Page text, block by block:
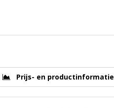
Prijs- en productinformatie